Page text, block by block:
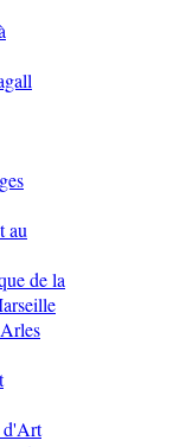
au
de la
d'Art